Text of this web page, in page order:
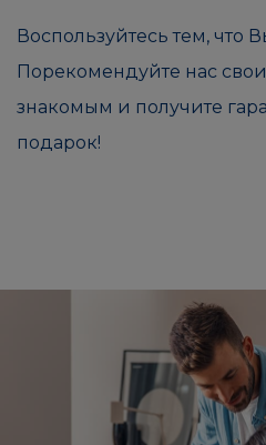
Воспользуйтесь тем, что
Порекомендуйте нас
знакомым и получите
подарок!